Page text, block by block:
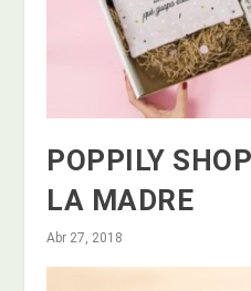
POPPILY
LA MADRE
Abr 27, 2018